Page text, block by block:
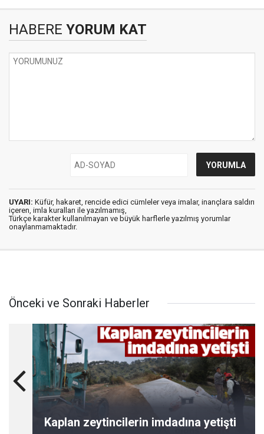
HABERE YORUM KAT
UYARI: Küfür, hakaret, rencide edici cümleler veya imalar, inançlara saldırı
içeren, imla kuralları ile yazılmamış,
Türkçe karakter kullanılmayan ve büyük harflerle yazılmış yorumlar
onaylanmamaktadır.
Önceki ve Sonraki Haberler
Kaplan zeytincilerin imdadına yetişti